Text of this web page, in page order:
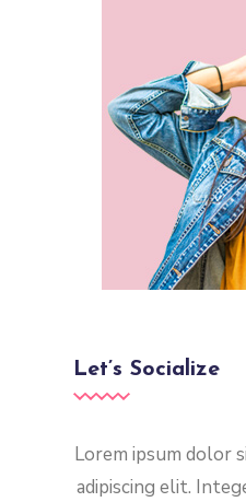
Let’s Socialize
Lorem ipsum dolor
adipiscing elit.